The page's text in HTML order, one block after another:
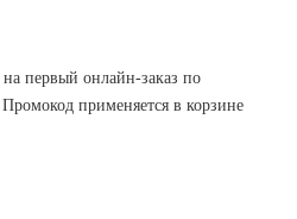
первый онлайн-заказ по
применяется в корзине